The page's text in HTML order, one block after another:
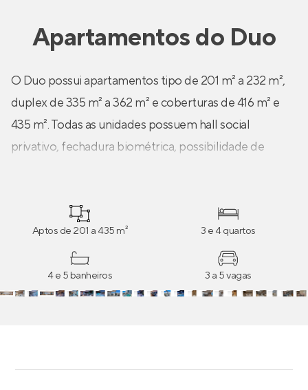
Apartamentosdo Duo
O Duo possui apartamentos tipo de 201 m² a 232 m²,
duplex de 335 m² a 362 m² e coberturas de 416 m² e
435 m². Todas as unidades possuem hall social
privativo, fechadura biométrica, possibilidade de
com venezianas integradas e motorizadas, infra para
ar-condicionado e muito mais. Destaque para as
tipologias duplex e coberturas com espaço para deck
e piscina no terraço descoberto e varanda coberta
com churrasqueira.
Aptos de 201 a 435 m² 3 e 4 quartos
4 e 5 banheiros 3 a 5 vagas